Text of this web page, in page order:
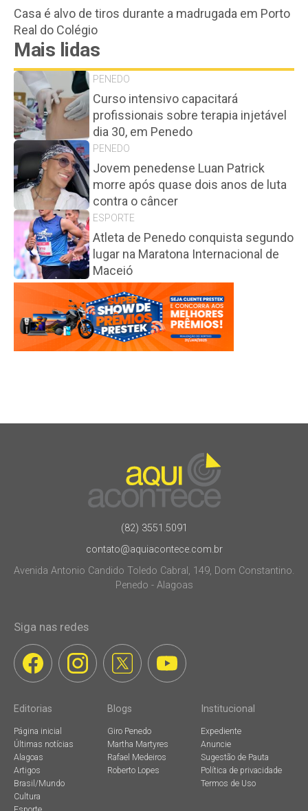
Casa é alvo de tiros durante a madrugada em Porto
Real do Colégio
Mais lidas
PENEDO
Curso intensivo capacitará
profissionais sobre terapia injetável
dia 30, em Penedo
PENEDO
Jovem penedense Luan Patrick
morre após quase dois anos de luta
contra o câncer
ESPORTE
Atleta de Penedo conquista segundo
lugar na Maratona Internacional de
Maceió
(82) 3551.5091
contato@aquiacontece.com.br
Avenida Antonio Candido Toledo Cabral, 149, Dom Constantino.
Penedo - Alagoas
Siga nas redes
Editorias
Página inicial
Últimas notícias
Alagoas
Artigos
Brasil/Mundo
Cultura
Blogs
Giro Penedo
Martha Martyres
Rafael Medeiros
Roberto Lopes
Institucional
Expediente
Anuncie
Sugestão de Pauta
Política de privacidade
Termos de Uso